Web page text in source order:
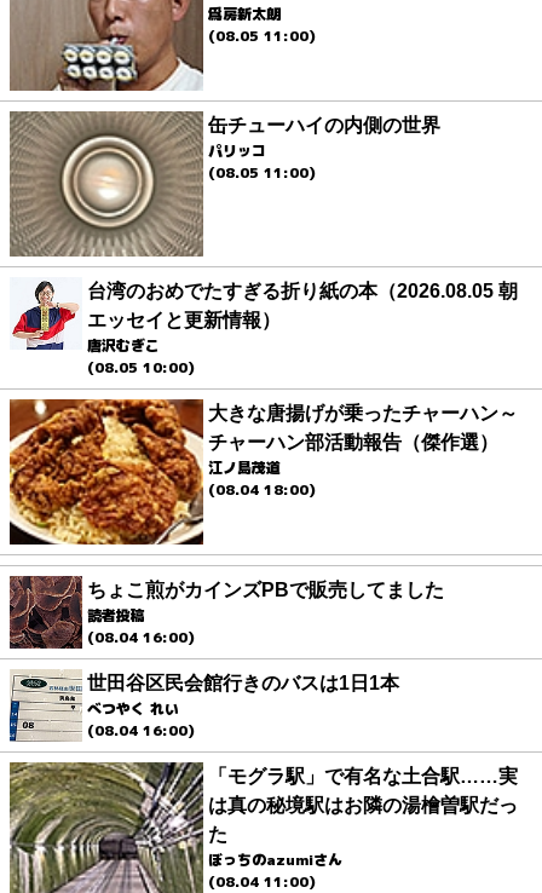
爲房新太朗
(08.05 11:00)
缶チューハイの内側の世界
パリッコ
(08.05 11:00)
台湾のおめでたすぎる折り紙の本（2026.08.05 朝
エッセイと更新情報）
唐沢むぎこ
(08.05 10:00)
大きな唐揚げが乗ったチャーハン～
チャーハン部活動報告（傑作選）
江ノ島茂道
(08.04 18:00)
ちょこ煎がカインズPBで販売してました
読者投稿
(08.04 16:00)
世田谷区民会館行きのバスは1日1本
べつやく れい
(08.04 16:00)
「モグラ駅」で有名な土合駅……実
は真の秘境駅はお隣の湯檜曽駅だっ
た
ぼっちのazumiさん
(08.04 11:00)